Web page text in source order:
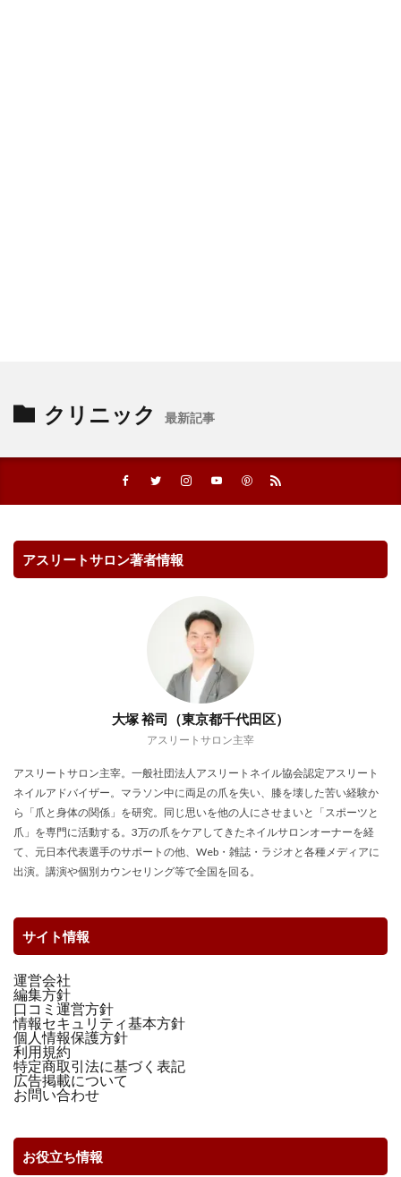
クリニック 最新記事
アスリートサロン著者情報
大塚 裕司（東京都千代田区）
アスリートサロン主宰
アスリートサロン主宰。一般社団法人アスリートネイル協会認定アスリート
ネイルアドバイザー。マラソン中に両足の爪を失い、膝を壊した苦い経験か
ら「爪と身体の関係」を研究。同じ思いを他の人にさせまいと「スポーツと
爪」を専門に活動する。3万の爪をケアしてきたネイルサロンオーナーを経
て、元日本代表選手のサポートの他、Web・雑誌・ラジオと各種メディアに
出演。講演や個別カウンセリング等で全国を回る。
サイト情報
運営会社
編集方針
口コミ運営方針
情報セキュリティ基本方針
個人情報保護方針
利用規約
特定商取引法に基づく表記
広告掲載について
お問い合わせ
お役立ち情報